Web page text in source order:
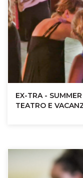
EX-TRA -
TEATRO E